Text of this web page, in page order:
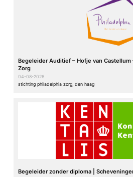
Begeleider Auditief – Hofje van
Zorg
04-08-2026
stichting philadelphia zorg, den haag
Begeleider zonder diploma |